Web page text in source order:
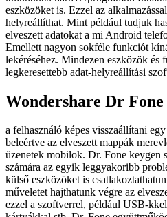
eszközöket is. Ezzel az
helyreállíthat. Mint például tudjuk
elveszett adatokat a mi Android
Emellett nagyon sokféle funkciót
lekéréséhez. Mindezen eszközök és
legkeresettebb adat-helyreállítási
Wondershare Dr
a felhasználó képes visszaállítani
beleértve az elveszett mappák
üzenetek mobilok. Dr. Fone keygen
számára az egyik leggyakoribb
külső eszközöket is
műveletet hajthatunk végre az
ezzel a szoftverrel, például USB-